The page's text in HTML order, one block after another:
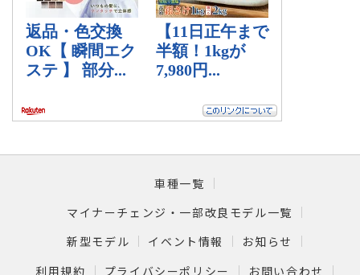
車種一覧
マイナーチェンジ・一部改良モデル一覧
新型モデル
イベント情報
お知らせ
利用規約
プライバシーポリシー お問い合わせ